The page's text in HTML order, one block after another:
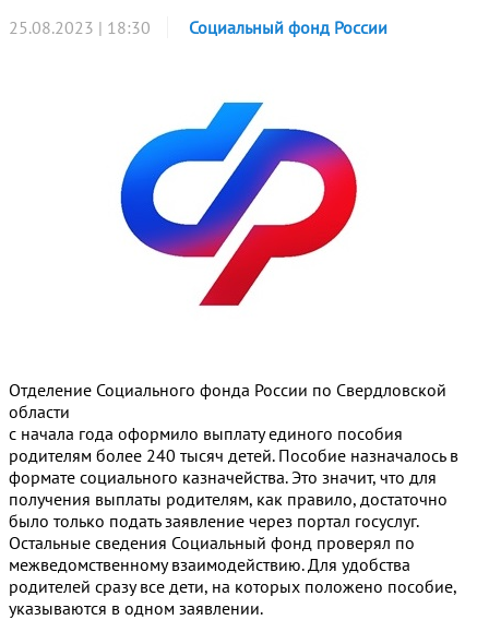
25.08.2023 | 18:30 Социальный фонд России
Отделение Социального фонда России по Свердловской
области
с начала года оформило выплату единого пособия
родителям более 240 тысяч детей. Пособие назначалось в
формате социального казначейства. Это значит, что для
получения выплаты родителям, как правило, достаточно
было только подать заявление через портал госуслуг.
Остальные сведения Социальный фонд проверял по
межведомственному взаимодействию. Для удобства
родителей сразу все дети, на которых положено пособие,
указываются в одном заявлении.